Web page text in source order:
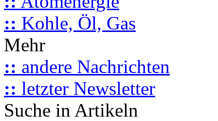
:: Kohle, Öl, Gas
Mehr
:: andere Nachrichten
:: letzter Newsletter
Suche in Artikeln